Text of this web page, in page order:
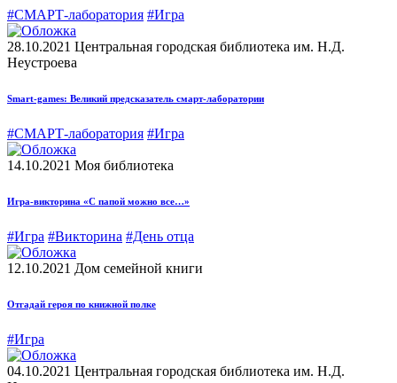
#СМАРТ-лаборатория #Игра
28.10.2021 Центральная городская библиотека им. Н.Д.
Неустроева
Smart-games: Великий предсказатель смарт-лаборатории
#СМАРТ-лаборатория #Игра
14.10.2021 Моя библиотека
Игра-викторина «С папой можно все…»
#Игра #Викторина #День отца
12.10.2021 Дом семейной книги
Отгадай героя по книжной полке
#Игра
04.10.2021 Центральная городская библиотека им. Н.Д.